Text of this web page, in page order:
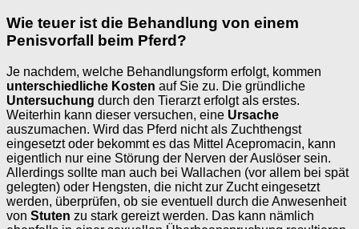
Wie teuer ist die Behandlung von einem
Penisvorfall beim Pferd?
Je nachdem, welche Behandlungsform erfolgt, kommen
unterschiedliche Kosten auf Sie zu. Die gründliche
Untersuchung durch den Tierarzt erfolgt als erstes.
Weiterhin kann dieser versuchen, eine Ursache
auszumachen. Wird das Pferd nicht als Zuchthengst
eingesetzt oder bekommt es das Mittel Acepromacin, kann
eigentlich nur eine Störung der Nerven der Auslöser sein.
Allerdings sollte man auch bei Wallachen (vor allem bei spät
gelegten) oder Hengsten, die nicht zur Zucht eingesetzt
werden, überprüfen, ob sie eventuell durch die Anwesenheit
von Stuten zu stark gereizt werden. Das kann nämlich